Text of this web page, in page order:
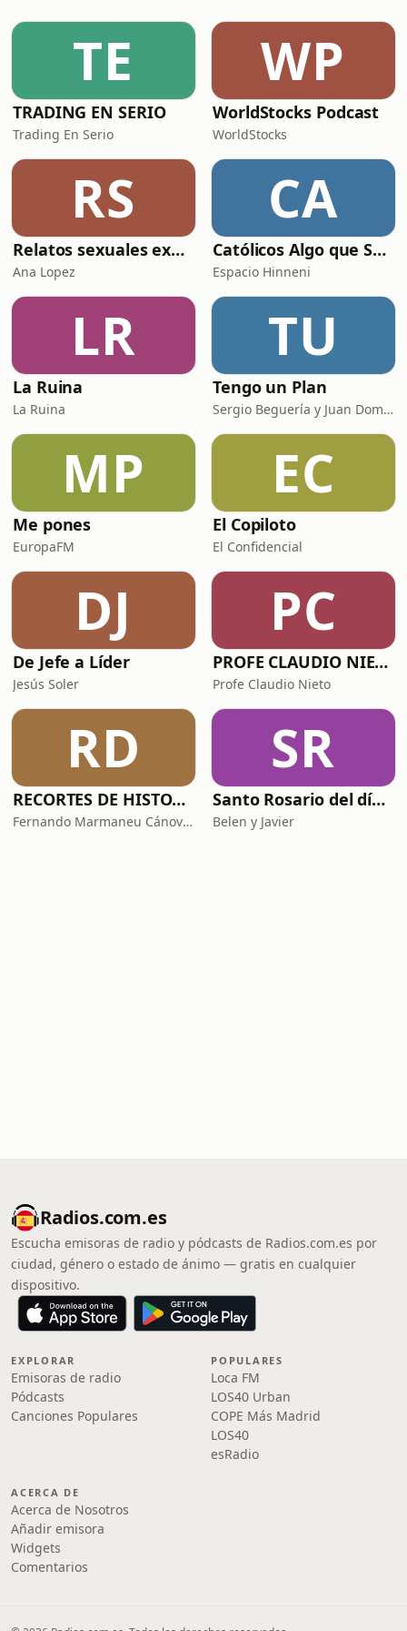
las cámaras de seguridad, su extraño
comportamiento, las preguntas que
han surgid
TE
TRADING EN SERIO
Trading En Serio
WP
WorldStocks Podcast
WorldStocks
RS
Relatos sexuales explícitos
Ana Lopez
CA
Católicos Algo que Saber
Espacio Hinneni
LR
La Ruina
La Ruina
TU
Tengo un Plan
Sergio Beguería y Juan Domínguez
MP
Me pones
EuropaFM
EC
El Copiloto
El Confidencial
DJ
De Jefe a Líder
Jesús Soler
PC
PROFE CLAUDIO NIETO
Profe Claudio Nieto
RD
RECORTES DE HISTORIA Y CIENCIA
Fernando Marmaneu Cánovas
SR
Santo Rosario del día. 🙏 Reza con nosotros en castellano 🇪🇸
Belen y Javier
Radios.com.es
Escucha emisoras de radio y pódcasts de Radios.com.es por
ciudad, género o estado de ánimo — gratis en cualquier
dispositivo.
EXPLORAR
Emisoras de radio
Pódcasts
Canciones Populares
POPULARES
Loca FM
LOS40 Urban
COPE Más Madrid
LOS40
esRadio
ACERCA DE
Acerca de Nosotros
Añadir emisora
Widgets
Comentarios